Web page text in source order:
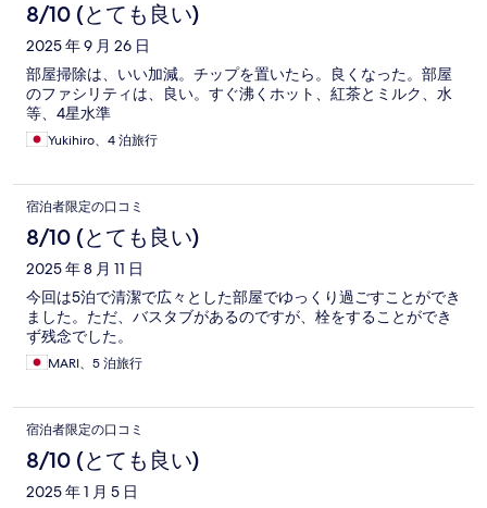
8/10 (とても良い)
2025 年 9 月 26 日
部屋掃除は、いい加減。チップを置いたら。良くなった。部屋
のファシリティは、良い。すぐ沸くホット、紅茶とミルク、水
等、4星水準
Yukihiro、4 泊旅行
宿泊者限定の口コミ
8/10 (とても良い)
2025 年 8 月 11 日
今回は5泊で清潔で広々とした部屋でゆっくり過ごすことができ
ました。ただ、バスタブがあるのですが、栓をすることができ
ず残念でした。
MARI、5 泊旅行
宿泊者限定の口コミ
8/10 (とても良い)
2025 年 1 月 5 日